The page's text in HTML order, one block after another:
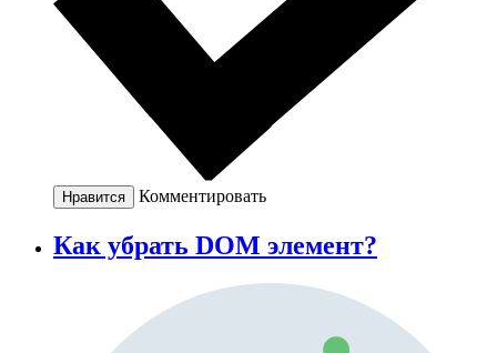
Нравится Комментировать
Как убрать DOM элемент?